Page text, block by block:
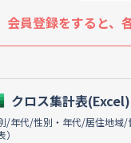
会員登録をすると、
クロス集計表(Excel)
/年代/性別・年代/居住地域/
）